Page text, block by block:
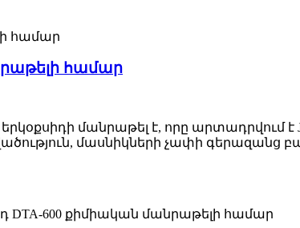
համար
մանրաթել է, որը արտադրվում է
մասնիկների չափի գերազանց